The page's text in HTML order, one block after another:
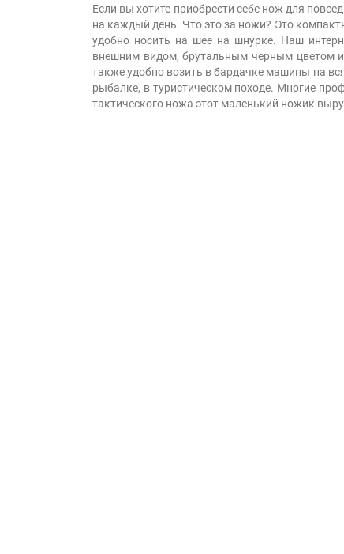
Если вы хотите приобрести себе нож для
на каждый день. Что это за ножи? Это
удобно носить на шее на шнурке. Наш
внешним видом, брутальным черным цветом
также удобно возить в бардачке машины на
рыбалке, в туристическом походе. Многие
тактического ножа этот маленький ножик